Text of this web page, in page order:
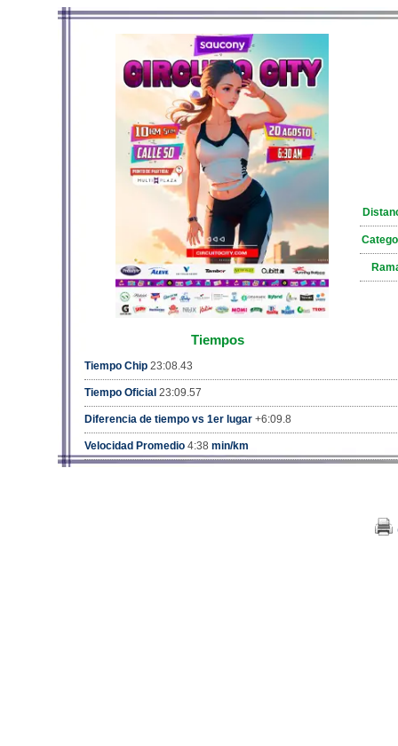
Tiempos
Tiempo Chip 23:08.43
Tiempo Oficial 23:09.57
Diferencia de tiempo vs 1er lugar +6:09.8
Velocidad Promedio 4:38 min/km